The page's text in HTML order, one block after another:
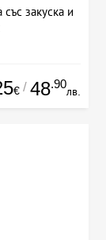
закуска и
€ / 48.90
лв.